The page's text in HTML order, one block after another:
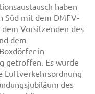
haben
Süd mit dem DMFV-
Vorsitzenden des
dem
in
getroffen. Es wurde
Luftverkehrsordnung
des